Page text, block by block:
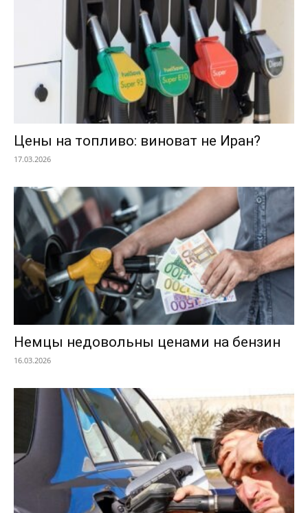
Цены на топливо: виноват не Иран?
17.03.2026
Немцы недовольны ценами на бензин
16.03.2026